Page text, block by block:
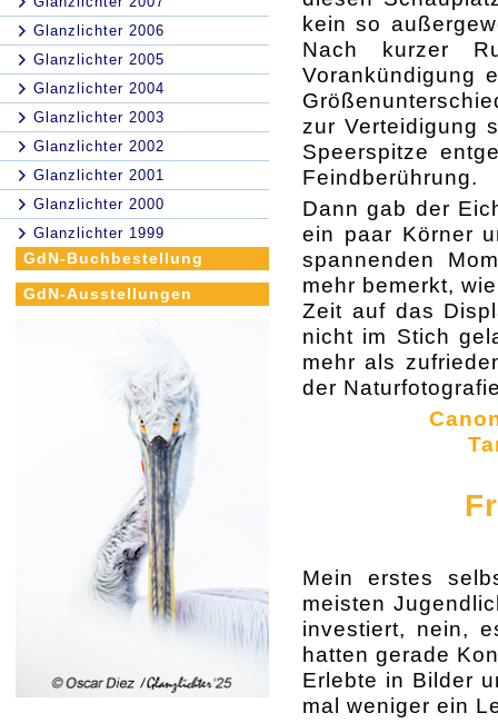
Glanzlichter 2006
Glanzlichter 2005
Glanzlichter 2004
Glanzlichter 2003
Glanzlichter 2002
Glanzlichter 2001
Glanzlichter 2000
Glanzlichter 1999
GdN-Buchbestellung
GdN-Ausstellungen
kein so
Nach kurzer
Vorankündigung
zur Verteidigung
Speerspitze
Feindberührung.
Dann gab der
ein paar Körner
spannenden
mehr bemerkt,
Zeit auf das
nicht im Stich
mehr als
der
Mein erstes
meisten
investiert, nein,
hatten gerade
Erlebte in Bilder
mal weniger ein